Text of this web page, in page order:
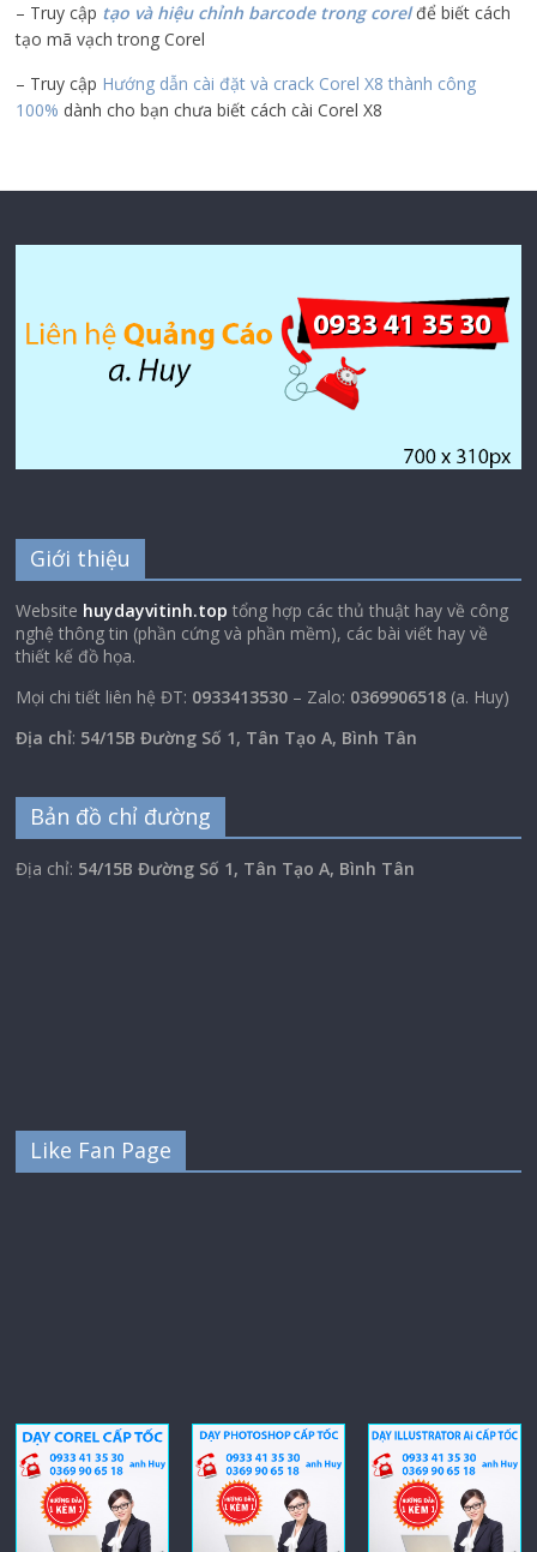
– Truy cập tạo và hiệu chỉnh barcode trong corelđể biết cách
tạo mã vạch trong Corel
– Truy cập Hướng dẫn cài đặt và crack Corel X8 thành công
100% dành cho bạn chưa biết cách cài Corel X8
Giới thiệu
Website huydayvitinh.top tổng hợp các thủ thuật hay về công
nghệ thông tin (phần cứng và phần mềm), các bài viết hay về
thiết kế đồ họa.
Mọi chi tiết liên hệ ĐT: 0933413530 – Zalo: 0369906518 (a. Huy)
Địa chỉ: 54/15B Đường Số 1, Tân Tạo A, Bình Tân
Bản đồ chỉ đường
Địa chỉ: 54/15B Đường Số 1, Tân Tạo A, Bình Tân
Like Fan Page